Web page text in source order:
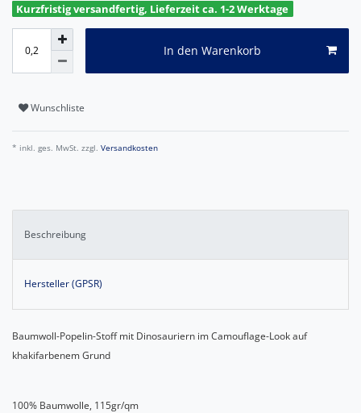
Kurzfristig versandfertig, Lieferzeit ca. 1-2 Werktage
In den Warenkorb
Wunschliste
* inkl. ges. MwSt. zzgl. Versandkosten
Beschreibung
Hersteller (GPSR)
Baumwoll-Popelin-Stoff mit Dinosauriern im Camouflage-Look auf
khakifarbenem Grund
100% Baumwolle, 115gr/qm